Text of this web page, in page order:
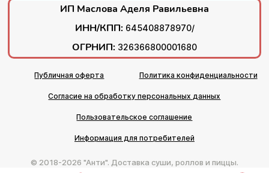
ИП Маслова Аделя Равильевна
ИНН/КПП: 645408878970/
ОГРНИП: 326366800001680
Публичная оферта Политика конфиденциальности
Согласие на обработку персональных данных
Пользовательское соглашение
Информация для потребителей
© 2018-2026 "Анти". Доставка суши, роллов и пиццы.